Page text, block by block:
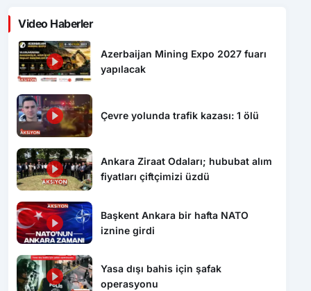
Video Haberler
Azerbaijan Mining Expo 2027 fuarı
yapılacak
Çevre yolunda trafik kazası: 1 ölü
Ankara Ziraat Odaları; hububat alım
fiyatları çiftçimizi üzdü
Başkent Ankara bir hafta NATO
iznine girdi
Yasa dışı bahis için şafak
operasyonu